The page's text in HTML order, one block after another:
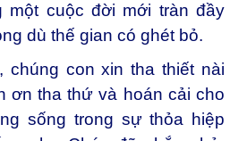
một cuộc đời mới tràn đầy
dù thế gian có ghét bỏ.
chúng con xin tha thiết nài
ơn tha thứ và hoán cải cho
sống trong sự thỏa hiệp